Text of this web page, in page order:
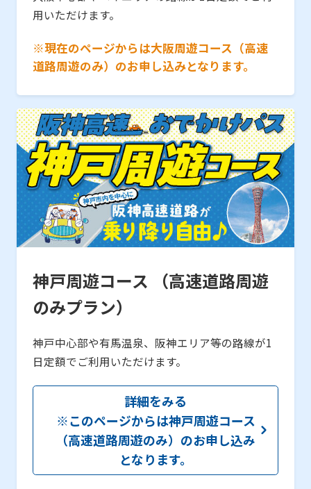
用いただけます。
※現在のページからは大阪周遊コース（高速
道路周遊のみ）のお申し込みとなります。
神戸周遊コース （高速道路周遊
のみプラン）
神戸中心部や有馬温泉、阪神エリア等の路線が1
日定額でご利用いただけます。
詳細をみる
※このページからは神戸周遊コース
（高速道路周遊のみ）のお申し込み
となります。